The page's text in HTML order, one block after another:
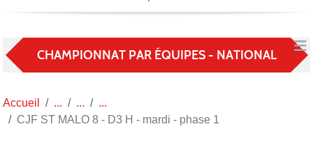
CHAMPIONNAT PAR ÉQUIPES - NATIONAL
Accueil
CJF ST MALO 8 - D3 H - mardi - phase 1